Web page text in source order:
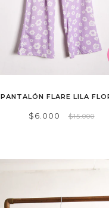
PANTALÓN FLARE LILA
$6.000 $15.000